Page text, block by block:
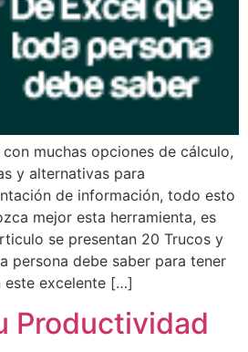
muchas opciones de cálculo,
y alternativas para
de información, todo esto
mejor esta herramienta, es
se presentan 20 Trucos y
persona debe saber para tener
este excelente […]
Productividad